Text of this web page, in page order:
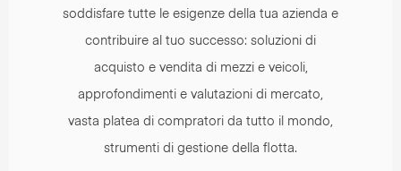
soddisfare tutte le esigenze della tua azienda e
contribuire al tuo successo: soluzioni di
acquisto e vendita di mezzi e veicoli,
approfondimenti e valutazioni di mercato,
vasta platea di compratori da tutto il mondo,
strumenti di gestione della flotta.